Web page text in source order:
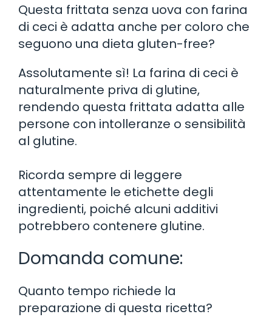
Questa frittata senza uova con farina
di ceci è adatta anche per coloro che
seguono una dieta gluten-free?
Assolutamente sì! La farina di ceci è
naturalmente priva di glutine,
rendendo questa frittata adatta alle
persone con intolleranze o sensibilità
al glutine.
Ricorda sempre di leggere
attentamente le etichette degli
ingredienti, poiché alcuni additivi
potrebbero contenere glutine.
Domanda comune:
Quanto tempo richiede la
preparazione di questa ricetta?